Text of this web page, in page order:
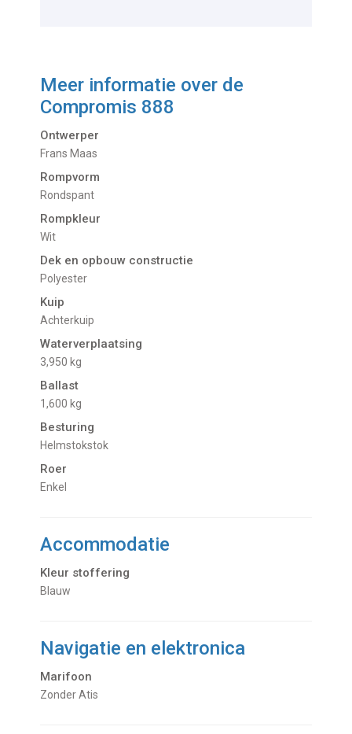
Meer informatie over de
Compromis 888
Ontwerper
Frans Maas
Rompvorm
Rondspant
Rompkleur
Wit
Dek en opbouw constructie
Polyester
Kuip
Achterkuip
Waterverplaatsing
3,950 kg
Ballast
1,600 kg
Besturing
Helmstokstok
Roer
Enkel
Accommodatie
Kleur stoffering
Blauw
Navigatie en elektronica
Marifoon
Zonder Atis